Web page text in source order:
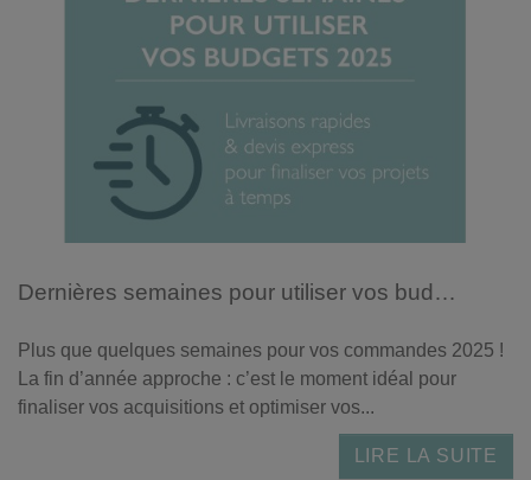
Dernières semaines pour utiliser vos budgets 2025
Plus que quelques semaines pour vos commandes 2025 !
La fin d’année approche : c’est le moment idéal pour
finaliser vos acquisitions et optimiser vos...
LIRE LA SUITE